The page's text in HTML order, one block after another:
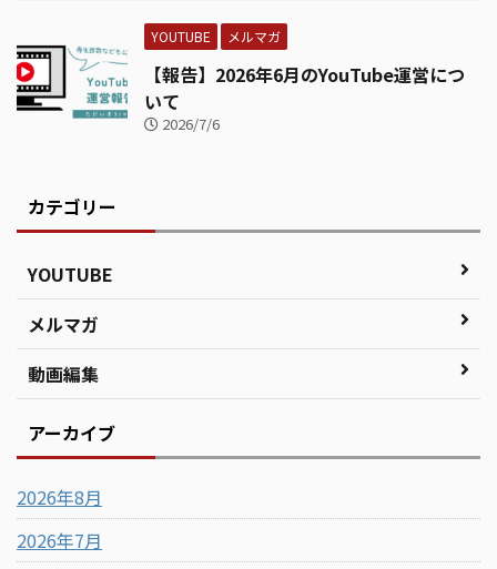
YOUTUBE メルマガ
【報告】2026年6月のYouTube運営につ
いて
2026/7/6
カテゴリー
YOUTUBE
メルマガ
動画編集
アーカイブ
2026年8月
2026年7月